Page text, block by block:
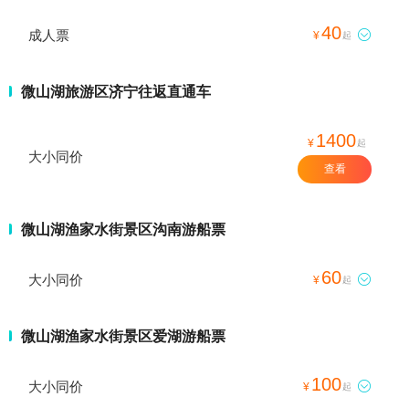
成人票 ¥40起 
微山湖旅游区济宁往返直通车
大小同价
¥ 1400起
查看
微山湖渔家水街景区沟南游船票
大小同价 ¥ 60起 
微山湖渔家水街景区爱湖游船票
大小同价 ¥ 100起 